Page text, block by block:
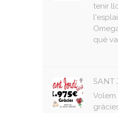
tenir
què
SANT